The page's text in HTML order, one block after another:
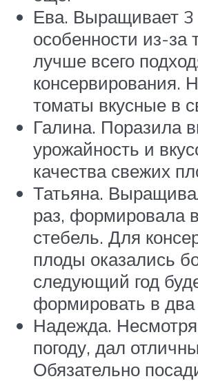
Ева. Выращивает 3
особенности из-за
лучше всего
консервирования.
томаты вкусные в
Галина. Поразила
урожайность и
качества свежих
Татьяна.
раз, формировала
стебель. Для
плоды оказались
следующий год
формировать в два
Надежда.
погоду, дал
Обязательно